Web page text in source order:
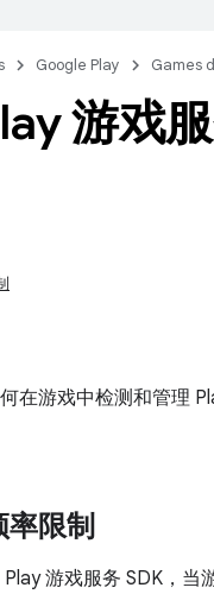
Google Play Games
游戏
在游戏中检测和管理
率限制
游戏服务 SDK，当